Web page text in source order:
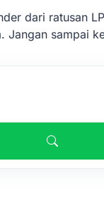
dari ratusan
Jangan sampai